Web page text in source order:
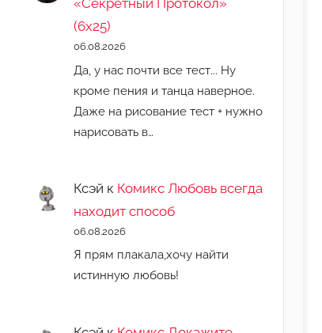
«Секретный Протокол»
(6х25)
06.08.2026
Да, у нас почти все тест... Ну
кроме пения и танца наверное.
Даже на рисование тест + нужно
нарисовать в…
Ксэй к Комикс Любовь всегда
находит способ
06.08.2026
Я прям плакала,хочу найти
истинную любовь!